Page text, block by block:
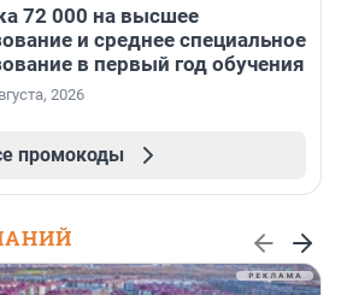
72 000 на высшее
и среднее специальное
в первый год обучения
2026
промокоды